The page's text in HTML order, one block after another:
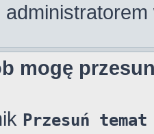
mogę
Przesuń